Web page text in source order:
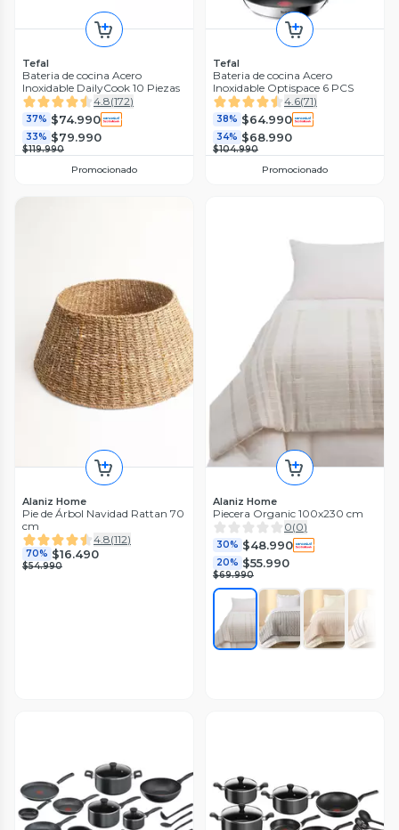
Tefal
Bateria de cocina Acero
Inoxidable DailyCook 10 Piezas
4.8(172)
37% $74.990
33% $79.990
$119.990
Promocionado
Tefal
Bateria de cocina Acero
Inoxidable Optispace 6 PCS
4.6(71)
38% $64.990
34% $68.990
$104.990
Promocionado
Alaniz Home
Pie de Árbol Navidad Rattan 70
cm
4.8(112)
70% $16.490
$54.990
Alaniz Home
Piecera Organic 100x230 cm
0(0)
30% $48.990
20% $55.990
$69.990